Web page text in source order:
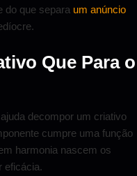
do que separa um anúncio
Que Para o
decompor um criativo
cumpre uma função
harmonia nascem os
eficácia.